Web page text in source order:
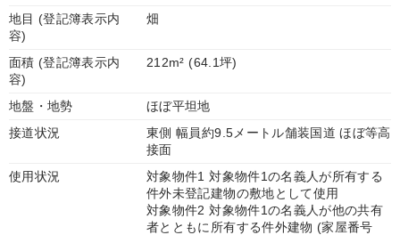
地目 (登記簿表示内
容)
畑
面積 (登記簿表示内
容)
212m² (64.1坪)
地盤・地勢
ほぼ平坦地
接道状況
東側 幅員約9.5メートル舗装国道 ほぼ等高
接面
使用状況
対象物件1 対象物件1の名義人が所有する
件外未登記建物の敷地として使用
対象物件2 対象物件1の名義人が他の共有
者とともに所有する件外建物 (家屋番号